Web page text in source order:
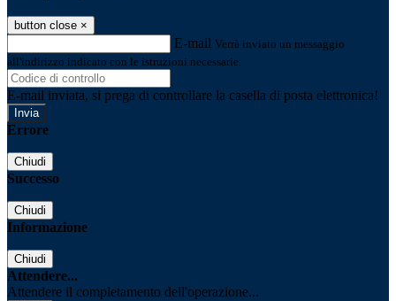
button close ×
E-mail Verrà inviato un messaggio
all'indirizzo indicato con le istruzioni necessarie.
E-mail inviata, si prega di controllare la casella di posta elettronica!
Errore
Chiudi
Successo
Chiudi
Informazione
Chiudi
Attendere...
Attendere il completamento dell'operazione...